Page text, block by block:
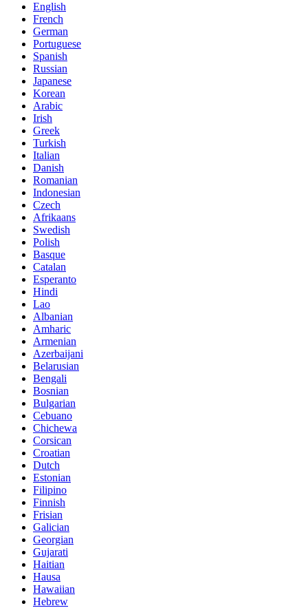
English
French
German
Portuguese
Spanish
Russian
Japanese
Korean
Arabic
Irish
Greek
Turkish
Italian
Danish
Romanian
Indonesian
Czech
Afrikaans
Swedish
Polish
Basque
Catalan
Esperanto
Hindi
Lao
Albanian
Amharic
Armenian
Azerbaijani
Belarusian
Bengali
Bosnian
Bulgarian
Cebuano
Chichewa
Corsican
Croatian
Dutch
Estonian
Filipino
Finnish
Frisian
Galician
Georgian
Gujarati
Haitian
Hausa
Hawaiian
Hebrew